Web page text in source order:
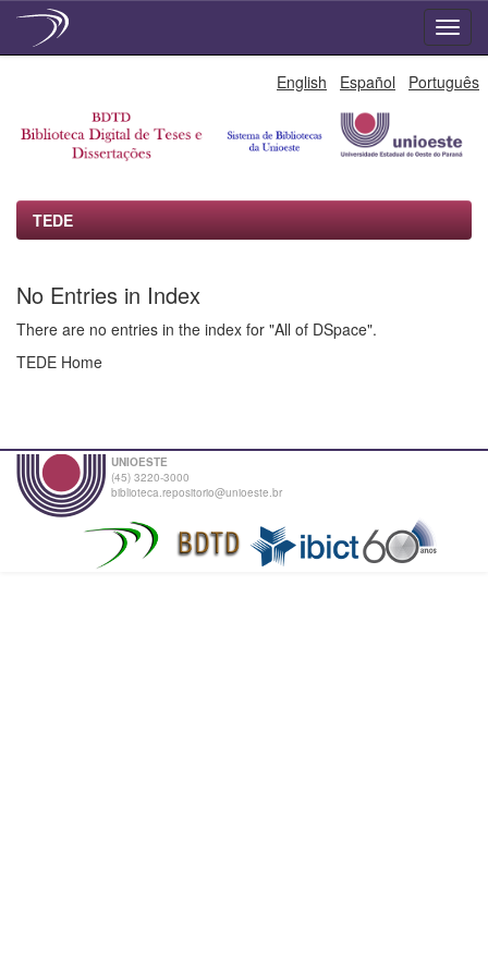
English Español Português
TEDE
No Entries in Index
There are no entries in the index for "All of DSpace".
TEDE Home
UNIOESTE
(45) 3220-3000
biblioteca.repositorio@unioeste.br